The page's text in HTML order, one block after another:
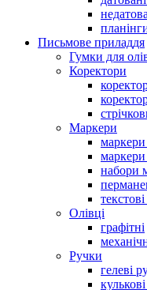
Письмове приладдя
Гумки для
Коректори
Маркери
маркери
набори
Олівці
графітні
Ручки
гелеві